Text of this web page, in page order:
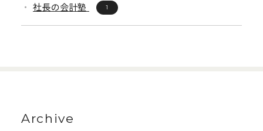
社長の会計塾 1
Archive